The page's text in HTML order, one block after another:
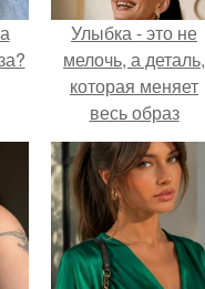
Улыбка - это не
мелочь, а деталь,
которая меняет
весь образ
человека.